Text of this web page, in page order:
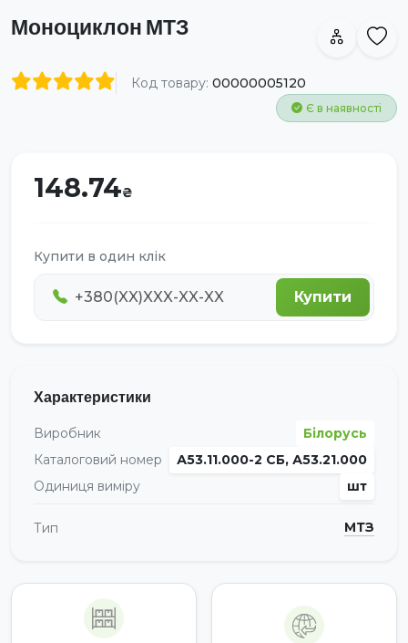
Моноциклон МТЗ
Код товару: 00000005120
Є в наявності
148.74
Купити в один клік
Купити
Характеристики
Виробник
Білорусь
Каталоговий номер
А53.11.000-2 СБ, А53.21.000
Одиниця виміру
шт
Тип МТЗ